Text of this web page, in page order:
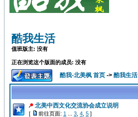
酷我生活
值班版主: 没有
正在浏览这个版面的成员: 没有
酷我-北美枫 首页 -> 酷我生活
北美中西文化交流协会成立说明
[ 前往页面: 1 3 4 5 ]